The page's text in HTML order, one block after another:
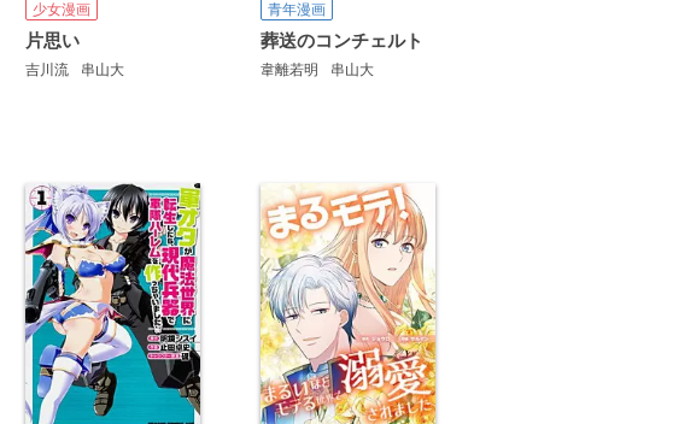
少女漫画
片思い
吉川流 串山大
青年漫画
葬送のコンチェルト
韋離若明 串山大